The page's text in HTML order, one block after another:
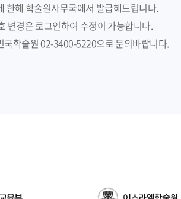
한해 학술원사무국에서 발급해드립니다.
변경은 로그인하여 수정이 가능합니다.
국학술원 02-3400-5220으로 문의바랍니다.